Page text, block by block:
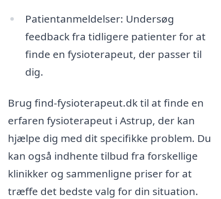
Patientanmeldelser: Undersøg
feedback fra tidligere patienter for at
finde en fysioterapeut, der passer til
dig.
Brug find-fysioterapeut.dk til at finde en
erfaren fysioterapeut i Astrup, der kan
hjælpe dig med dit specifikke problem. Du
kan også indhente tilbud fra forskellige
klinikker og sammenligne priser for at
træffe det bedste valg for din situation.